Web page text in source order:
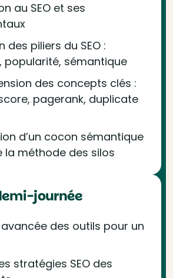
au SEO et ses
des piliers du SEO :
popularité, sémantique
des concepts clés :
pagerank, duplicate
d’un cocon sémantique
la méthode des silos
journée
des outils pour un
stratégies SEO des